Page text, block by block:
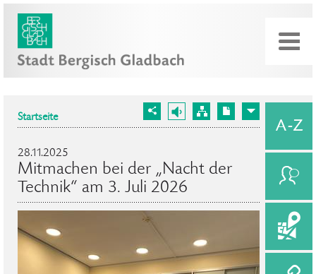
Startseite
28.11.2025
Mitmachen bei der „Nacht der
Technik“ am 3. Juli 2026